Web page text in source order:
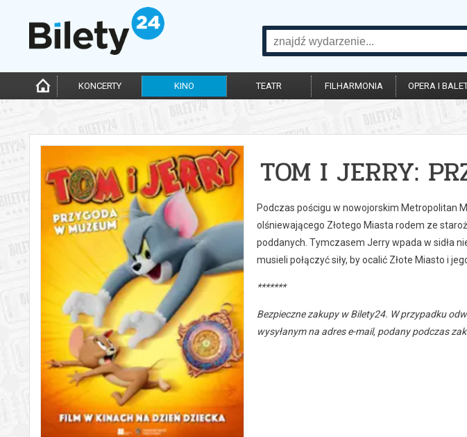
KONCERTY KINO TEATR FILHARMONIA OPERA I
TOM I JERRY:
Podczas pościgu w nowojorskim Metropolitan
olśniewającego Złotego Miasta rodem ze
poddanych. Tymczasem Jerry wpada w sidła
musieli połączyć siły, by ocalić Złote Miasto i
*******
Bezpieczne zakupy w Bilety24. W przypadku
wysyłanym na adres e-mail, podany podczas